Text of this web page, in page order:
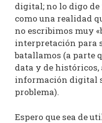
digital; no lo digo
como una realidad
no escribimos muy
interpretación para
batallamos (a parte
data y de históricos,
información digital
problema).
Espero que sea de